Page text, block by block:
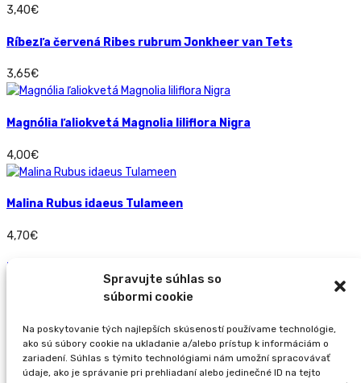
Spravujte súhlas so
súbormi cookie
Na poskytovanie tých najlepších skúseností používame technológie,
ako sú súbory cookie na ukladanie a/alebo prístup k informáciám o
zariadení. Súhlas s týmito technológiami nám umožní spracovávať
údaje, ako je správanie pri prehliadaní alebo jedinečné ID na tejto
3,40€
Ríbezľa červená Ribes rubrum Jonkheer van Tets
3,65€
Magnólia ľaliokvetá Magnolia liliflora Nigra
4,00€
Malina Rubus idaeus Tulameen
4,70€
Ríbezľa čierna Ribes nigrum Titania
Odber noviniek
Prihláste sa na odber noviniek